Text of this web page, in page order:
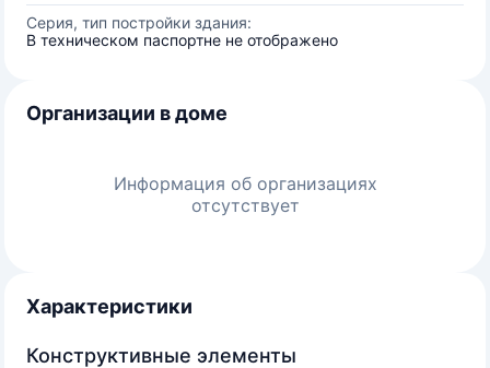
Серия, тип постройки здания:
В техническом паспортне не отображено
Организации в доме
Информация об организациях
отсутствует
Характеристики
Конструктивные элементы